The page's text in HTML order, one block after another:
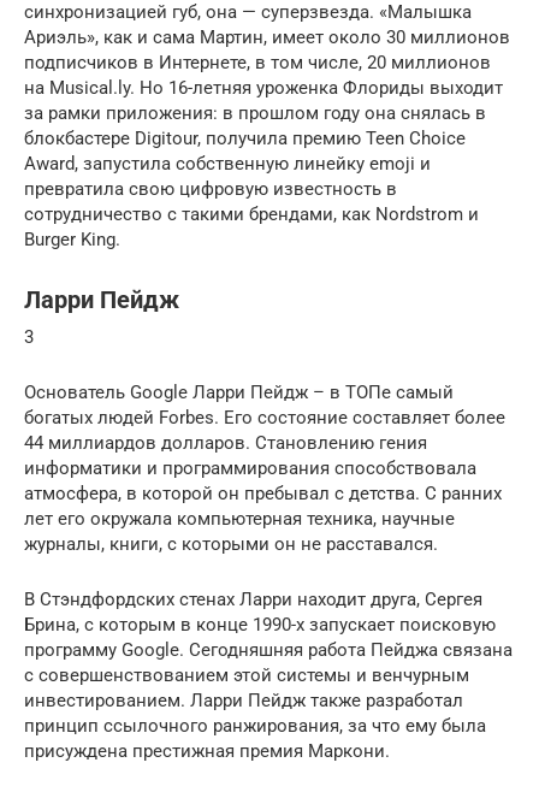
синхронизацией губ, она — суперзвезда. «Малышка
Ариэль», как и сама Мартин, имеет около 30 миллионов
подписчиков в Интернете, в том числе, 20 миллионов
на Musical.ly. Но 16-летняя уроженка Флориды выходит
за рамки приложения: в прошлом году она снялась в
блокбастере Digitour, получила премию Teen Choice
Award, запустила собственную линейку emoji и
превратила свою цифровую известность в
сотрудничество с такими брендами, как Nordstrom и
Burger King.
Ларри Пейдж
3
Основатель Google Ларри Пейдж – в ТОПе самый
богатых людей Forbes. Его состояние составляет более
44 миллиардов долларов. Становлению гения
информатики и программирования способствовала
атмосфера, в которой он пребывал с детства. С ранних
лет его окружала компьютерная техника, научные
журналы, книги, с которыми он не расставался.
В Стэндфордских стенах Ларри находит друга, Сергея
Брина, с которым в конце 1990-х запускает поисковую
программу Google. Сегодняшняя работа Пейджа связана
с совершенствованием этой системы и венчурным
инвестированием. Ларри Пейдж также разработал
принцип ссылочного ранжирования, за что ему была
присуждена престижная премия Маркони.